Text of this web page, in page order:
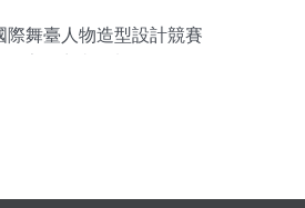
際舞臺人物造型設計競賽